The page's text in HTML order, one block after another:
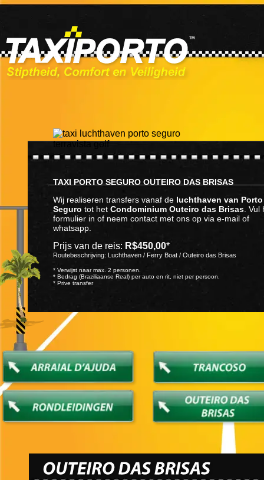
TAXI PORTO SEGURO OUTEIRO DAS BRISAS
Wij realiseren transfers vanaf de luchthaven van Porto
Seguro tot het Condominium Outeiro das Brisas. Vul
formulier in of neem contact met ons op via e-mail of
whatsapp.
Prijs van de reis: R$450,00*
Routebeschrijving: Luchthaven / Ferry Boat / Outeiro das Brisas
* Verwijst naar max. 2 personen.
* Bedrag (Braziliaanse Real) per auto en rit, niet per persoon.
* Prive transfer